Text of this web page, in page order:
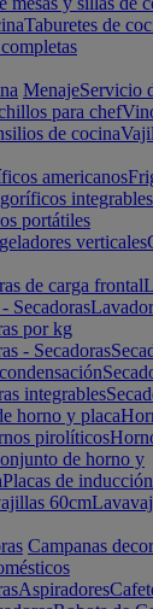
Taburetes de
MenajeServicio
para chef
de cocina
americanos
integrables
portátiles
verticales
de carga frontal
Secadoras
por kg
- Secadoras
integrables
horno y placa
pirolíticos
de horno y
Placas de inducción
60cm
Campanas
Aspiradores